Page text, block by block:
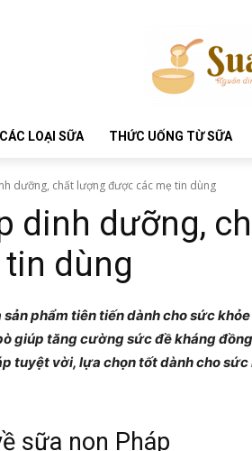
CÁC LOẠI SỮA THỨC UỐNG TỪ SỮA
dưỡng, chất lượng được các mẹ tin dùng
dinh dưỡng,
dùng
phẩm tiên tiến dành cho sức
giúp tăng cường sức đề kháng
tuyệt vời, lựa chọn tốt dành cho sức
sữa non Pháp